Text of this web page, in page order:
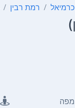
כרמיאל רמת רבין
מפה